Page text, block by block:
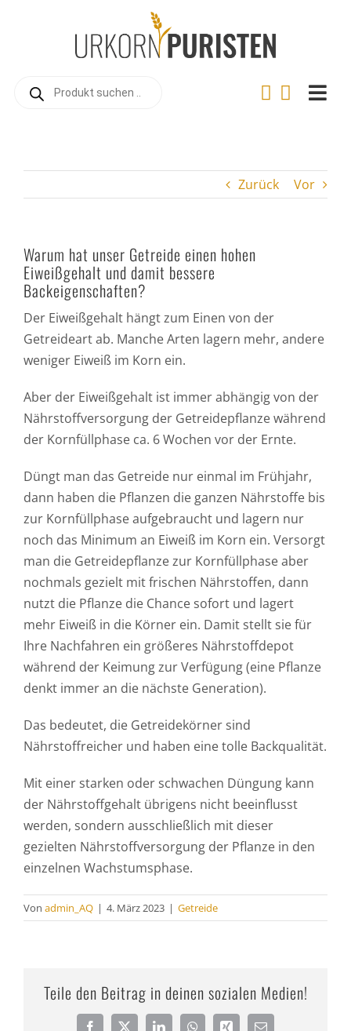
search
Online-Shop
Warum Urkorn?
Urkorn-Verarbeitung
Rezepte
Videos
Häufig gestellte Fragen
Kundenstimmen
Kontakt
Zurück Vor
Warum hat unser Getreide einen hohen
Eiweißgehalt und damit bessere
Backeigenschaften?
Der Eiweißgehalt hängt zum Einen von der
Getreideart ab. Manche Arten lagern mehr, andere
weniger Eiweiß im Korn ein.
Aber der Eiweißgehalt ist immer abhängig von der
Nährstoffversorgung der Getreidepflanze während
der Kornfüllphase ca. 6 Wochen vor der Ernte.
Düngt man das Getreide nur einmal im Frühjahr,
dann haben die Pflanzen die ganzen Nährstoffe bis
zur Kornfüllphase aufgebraucht und lagern nur
noch das Minimum an Eiweiß im Korn ein. Versorgt
man die Getreidepflanze zur Kornfüllphase aber
nochmals gezielt mit frischen Nährstoffen, dann
nutzt die Pflanze die Chance sofort und lagert
mehr Eiweiß in die Körner ein. Damit stellt sie für
Ihre Nachfahren ein größeres Nährstoffdepot
während der Keimung zur Verfügung (eine Pflanze
denkt immer an die nächste Generation).
Das bedeutet, die Getreidekörner sind
Nährstoffreicher und haben eine tolle Backqualität.
Mit einer starken oder schwachen Düngung kann
der Nährstoffgehalt übrigens nicht beeinflusst
werden, sondern ausschließlich mit dieser
gezielten Nährstoffversorgung der Pflanze in den
einzelnen Wachstumsphase.
Von admin_AQ | 4. März 2023 | Getreide
Teile den Beitrag in deinen sozialen Medien!